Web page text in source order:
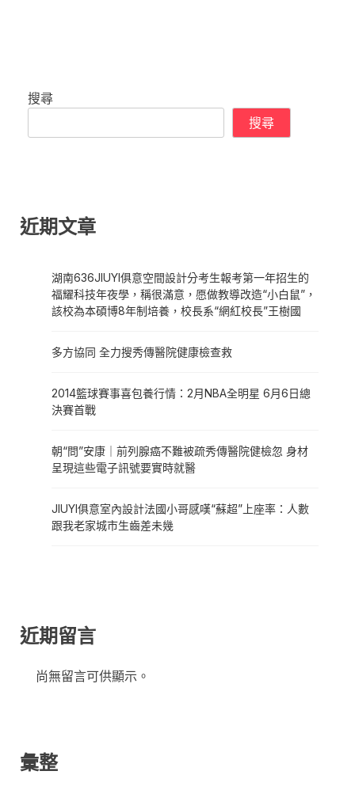
搜尋
搜尋
近期文章
湖南636JIUYI俱意空間設計分考生報考第一年招生的
福耀科技年夜學，稱很滿意，愿做教導改造“小白鼠”，
該校為本碩博8年制培養，校長系“網紅校長”王樹國
多方協同 全力搜秀傳醫院健康檢查救
2014籃球賽事喜包養行情：2月NBA全明星 6月6日總
決賽首戰
朝“問”安康｜前列腺癌不難被疏秀傳醫院健檢忽 身材
呈現這些電子訊號要實時就醫
JIUYI俱意室內設計法國小哥感嘆“蘇超”上座率：人數
跟我老家城市生齒差未幾
近期留言
尚無留言可供顯示。
彙整